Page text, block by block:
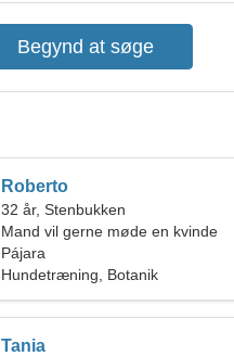
Roberto
32 år, Stenbukken
Mand vil gerne møde en kvinde
Pájara
Hundetræning, Botanik
Tania